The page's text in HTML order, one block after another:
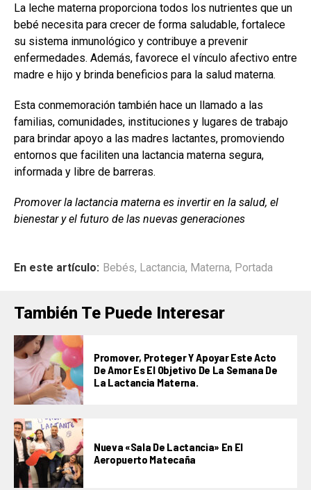
La leche materna proporciona todos los nutrientes que un
bebé necesita para crecer de forma saludable, fortalece
su sistema inmunológico y contribuye a prevenir
enfermedades. Además, favorece el vínculo afectivo entre
madre e hijo y brinda beneficios para la salud materna.
Esta conmemoración también hace un llamado a las
familias, comunidades, instituciones y lugares de trabajo
para brindar apoyo a las madres lactantes, promoviendo
entornos que faciliten una lactancia materna segura,
informada y libre de barreras.
Promover la lactancia materna es invertir en la salud, el
bienestar y el futuro de las nuevas generaciones
En este artículo: Bebés, Lactancia, Materna, Portada
También Te Puede Interesar
Promover, Proteger Y Apoyar Este Acto
De Amor Es El Objetivo De La Semana De
La Lactancia Materna.
Nueva «Sala De Lactancia» En El
Aeropuerto Matecaña